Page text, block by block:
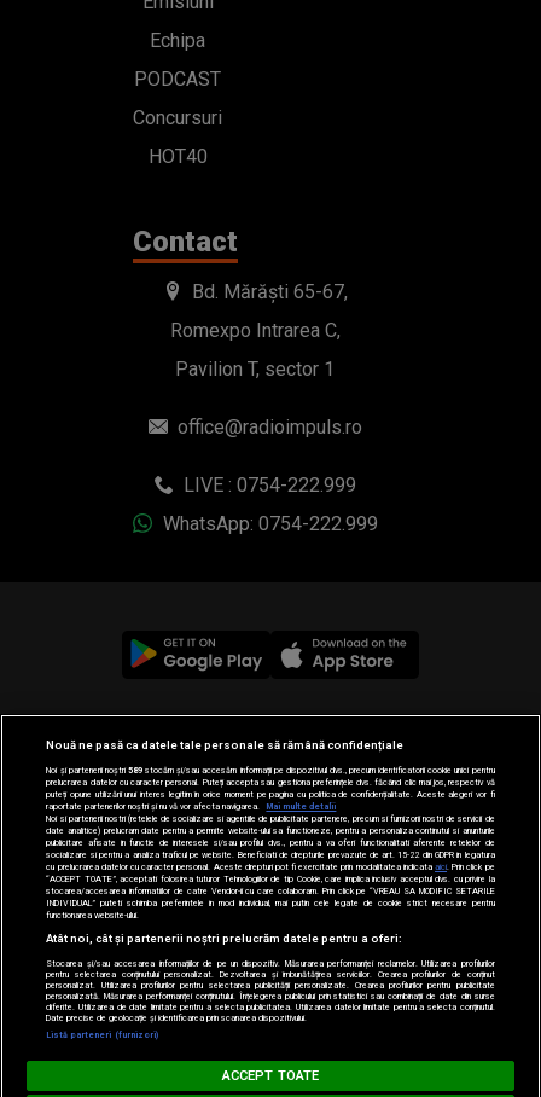
Echipa
PODCAST
Concursuri
HOT40
Contact
Bd. Mărăști 65-67,
Romexpo Intrarea C,
Pavilion T, sector 1
office@radioimpuls.ro
LIVE : 0754-222.999
WhatsApp: 0754-222.999
© 2019-2026 DOGAN MEDIA INTERNATIONAL SA, Toate
drepturile rezervate.
Loading...
Nouă ne pasă ca datele tale personale să rămână confidențiale
Noi și partenerii noștri589stocăm și/sau accesăm informații pe dispozitivul dvs., precum identificatorii cookie unici pentru
prelucrarea datelor cu caracter personal. Puteți accepta sau gestiona preferințele dvs. făcând clic mai jos, respectiv vă
puteți opune utilizării unui interes legitim în orice moment pe pagina cu politica de confidențialitate. Aceste alegeri vor fi
raportate partenerilor noștri și nu vă vor afecta navigarea.
Mai multe detalii
Noi si partenerii nostri (retelele de socializare si agentiile de publicitate partenere, precum si furnizorii nostri de servicii de
date analitice) prelucram date pentru a permite website-ului sa functioneze, pentru a personaliza continutul si anunturile
publicitare afisate in functie de interesele si/sau profilul dvs., pentru a va oferi functionalitati aferente retelelor de
socializare si pentru a analiza traficul pe website. Beneficiati de drepturile prevazute de art. 15-22 din GDPR in legatura
cu prelucrarea datelor cu caracter personal. Aceste drepturi pot fi exercitate prin modalitatea indicataaici . Prin click pe
“ACCEPT TOATE”, acceptati folosirea tuturor Tehnologiilor de tip Cookie, care implica inclusiv acceptul dvs. cu privire la
stocarea/accesarea informatiilor de catre Vendor-ii cu care colaboram. Prin click pe “VREAU SA MODIFIC SETARILE
INDIVIDUAL” puteti schimba preferintele in mod individual, mai putin cele legate de cookie strict necesare pentru
functionarea website-ului.
Atât noi, cât și partenerii noștri prelucrăm datele pentru a oferi:
Stocarea și/sau accesarea informațiilor de pe un dispozitiv. Măsurarea performanței reclamelor. Utilizarea profilurilor
pentru selectarea conținutului personalizat. Dezvoltarea și îmbunătățirea serviciilor. Crearea profilurilor de conținut
personalizat. Utilizarea profilurilor pentru selectarea publicității personalizate. Crearea profilurilor pentru publicitate
personalizată. Măsurarea performanței conținutului. Înțelegerea publicului prin statistici sau combinații de date din surse
diferite. Utilizarea de date limitate pentru a selecta publicitatea. Utilizarea datelor limitate pentru a selecta conținutul.
Date precise de geolocație și identificarea prin scanarea dispozitivului.
Listă parteneri (furnizori)
ACCEPT TOATE